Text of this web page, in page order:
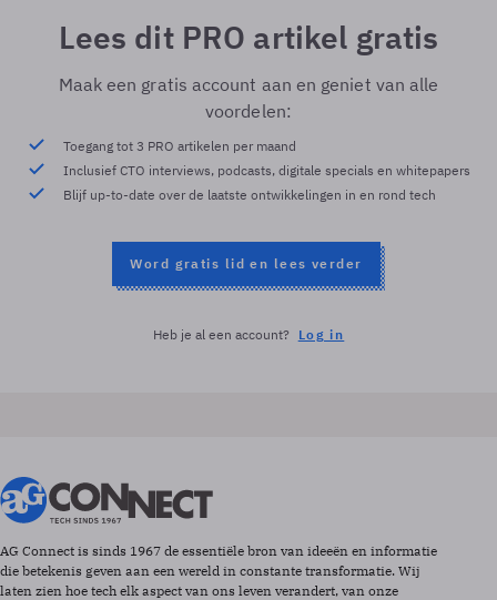
Lees dit PRO artikel gratis
Maak een gratis account aan en geniet van alle
voordelen:
Toegang tot 3 PRO artikelen per maand
Inclusief CTO interviews, podcasts, digitale specials en whitepapers
Blijf up-to-date over de laatste ontwikkelingen in en rond tech
Word gratis lid en lees verder
Heb je al een account? Log in
AG Connect is sinds 1967 de essentiële bron van ideeën en informatie
die betekenis geven aan een wereld in constante transformatie. Wij
laten zien hoe tech elk aspect van ons leven verandert, van onze